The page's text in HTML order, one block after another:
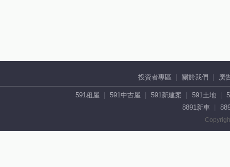
投資者專區 關於我們 廣
591租屋 591中古屋 591新建案 591土地
8891新車